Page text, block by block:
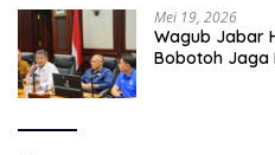
Mei 19, 2026
Wagub Jabar
Bobotoh Jaga